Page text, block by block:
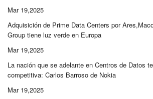
Mar 19,2025
Adquisición de Prime Data Centers por
Group tiene luz verde en Europa
Mar 19,2025
La nación que se adelante en Centros de Datos
competitiva: Carlos Barroso de Nokia
Mar 19,2025